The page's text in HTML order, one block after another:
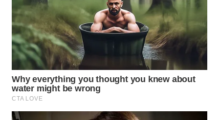
WN
TANJUNG
LESUNG
WN
KARO
WN
SIMALUNGUN